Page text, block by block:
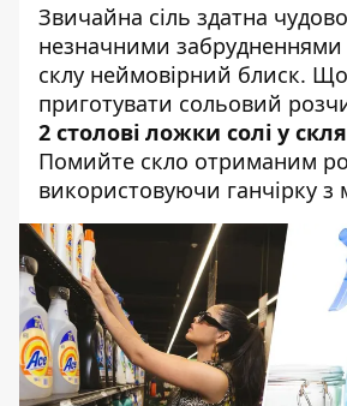
Звичайна сіль здатна
незначними забрудненнями
склу неймовірний блиск.
приготувати сольовий
2 столові ложки солі у
Помийте скло отриманим
використовуючи ганчірку з